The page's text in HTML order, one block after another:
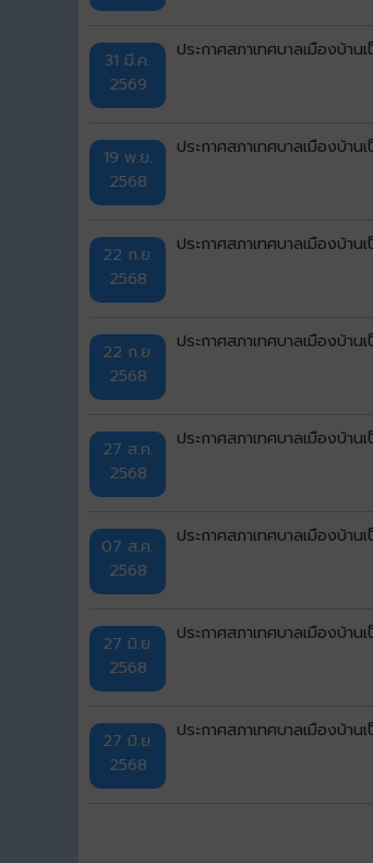
31 มี.ค.
2569
ประกาศสภาเทศบาลเมืองบ้า
19 พ.ย.
2568
ประกาศสภาเทศบาลเมืองบ้
22 ก.ย.
2568
ประกาศสภาเทศบาลเมืองบ้
22 ก.ย.
2568
ประกาศสภาเทศบาลเมืองบ้
27 ส.ค.
2568
ประกาศสภาเทศบาลเมืองบ้า
07 ส.ค.
2568
ประกาศสภาเทศบาลเมืองบ้า
27 มิ.ย.
2568
ประกาศสภาเทศบาลเมืองบ้า
27 มิ.ย.
2568
ประกาศสภาเทศบาลเมืองบ้า